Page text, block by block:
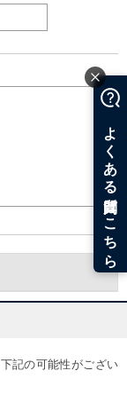
記の可能性がござい